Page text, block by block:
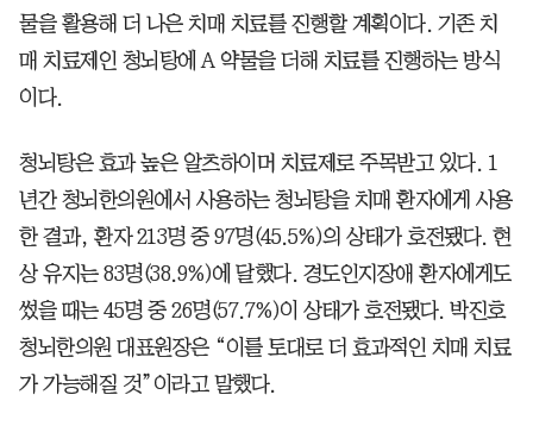
물을 활용해 더 나은 치매 치료를 진행할 계획이다. 기존 치
매 치료제인 청뇌탕에 A 약물을 더해 치료를 진행하는 방식
이다.
청뇌탕은 효과 높은 알츠하이머 치료제로 주목받고 있다. 1
년간 청뇌한의원에서 사용하는 청뇌탕을 치매 환자에게 사용
한 결과, 환자 213명 중 97명(45.5%)의 상태가 호전됐다. 현
상 유지는 83명(38.9%)에 달했다. 경도인지장애 환자에게도
썼을 때는 45명 중 26명(57.7%)이 상태가 호전됐다. 박진호
청뇌한의원 대표원장은 “이를 토대로 더 효과적인 치매 치료
가 가능해질 것”이라고 말했다.